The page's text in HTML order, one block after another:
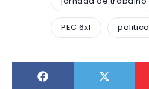
PEC 6x1 politica